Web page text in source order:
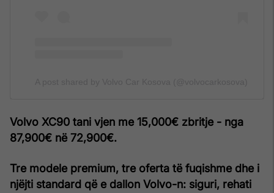
Volvo XC90 tani vjen me 15,000€ zbritje - nga
87,900€ në 72,900€.
Tre modele premium, tre oferta të fuqishme dhe i
njëjti standard që e dallon Volvo-n: siguri, rehati